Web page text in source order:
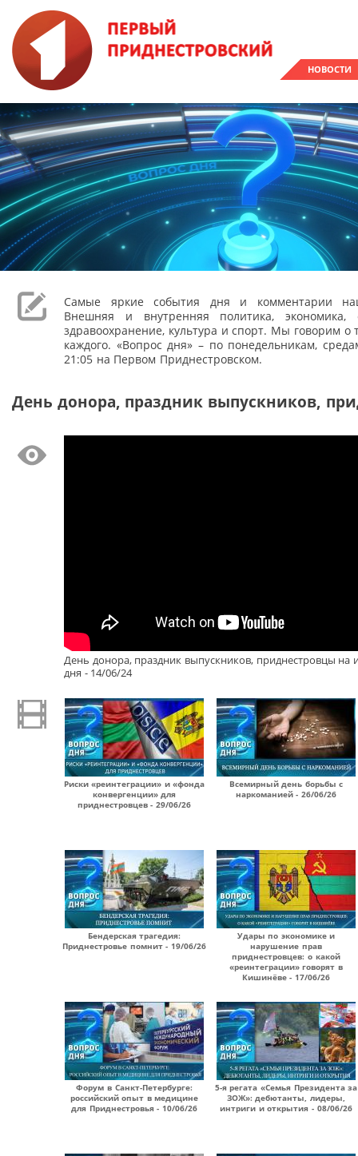
НОВОСТИ
Самые яркие события дня и комментарии
Внешняя и внутренняя политика, экономика,
здравоохранение, культура и спорт. Мы говорим о
каждого. «Вопрос дня» – по понедельникам,
21:05 на Первом Приднестровском.
День донора, праздник выпускников,
День донора, праздник выпускников, приднестровцы на
дня - 14/06/24
Риски «реинтеграции» и «фонда
конвергенции» для
приднестровцев - 29/06/26
Всемирный день борьбы с
наркоманией - 26/06/26
Бендерская трагедия:
Приднестровье помнит - 19/06/26
Удары по экономике и
нарушение прав
приднестровцев: о какой
«реинтеграции» говорят в
Кишинёве - 17/06/26
Форум в Санкт-Петербурге:
российский опыт в медицине
для Приднестровья - 10/06/26
5-я регата «Семья Президента за
ЗОЖ»: дебютанты, лидеры,
интриги и открытия - 08/06/26